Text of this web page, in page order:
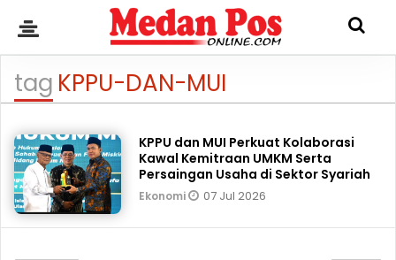
tag KPPU-DAN-MUI
KPPU dan MUI Perkuat Kolaborasi
Kawal Kemitraan UMKM Serta
Persaingan Usaha di Sektor Syariah
Ekonomi 07 Jul 2026